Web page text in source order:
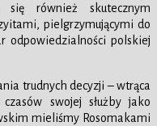
się również skutecznym
pielgrzymującymi do
odpowiedzialności polskiej
trudnych decyzji – wtrąca
swojej służby jako
mieliśmy Rosomakami